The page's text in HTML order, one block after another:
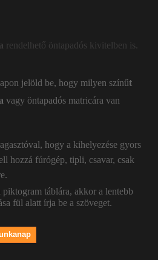
rendelhető öntapadós kivitelben is.
jelöld be, hogy milyen színűt
vagy öntapadós matricára van
hogy a kihelyezése gyors
hozzá fúrógép, tipli, csavar, csak
piktogram táblára, akkor a lentebb
fül alatt írja be a szöveget.